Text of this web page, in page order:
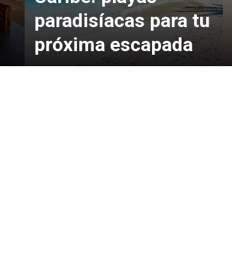
paradisíacas para tu
próxima escapada